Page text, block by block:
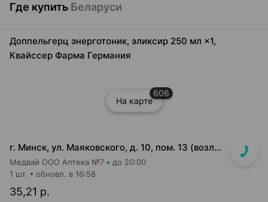
Где купить Беларуси
Доппельгерц энерготоник, эликсир 250 мл ×1,
Квайссер Фарма Германия
На карте
606
г. Минск, ул. Маяковского, д. 10, пом. 13 (возле Пиццы Мании)
Медвай ООО Аптека №7 до 20:00
35,21 р.
1 шт. обновл. в 16:58